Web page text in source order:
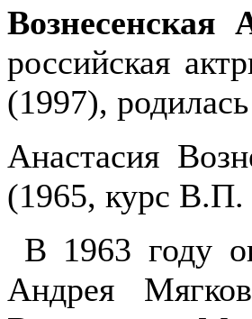
Вознесенская
российская
(1997),
Анастасия
(1965, курс
В 1963 году
Андрея